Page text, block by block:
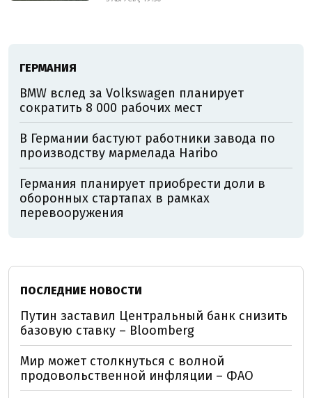
ГЕРМАНИЯ
BMW вслед за Volkswagen планирует
сократить 8 000 рабочих мест
В Германии бастуют работники завода по
производству мармелада Haribo
Германия планирует приобрести доли в
оборонных стартапах в рамках
перевооружения
ПОСЛЕДНИЕ НОВОСТИ
Путин заставил Центральный банк снизить
базовую ставку – Bloomberg
Мир может столкнуться с волной
продовольственной инфляции – ФАО